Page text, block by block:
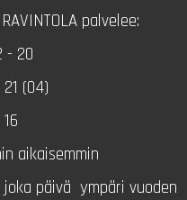
palvelee:
- 20
(04)
aikaisemmin
päivä ympäri vuoden